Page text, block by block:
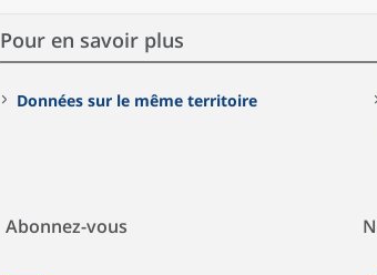
Pour en savoir plus
Données sur le même territoire
Abonnez-vous